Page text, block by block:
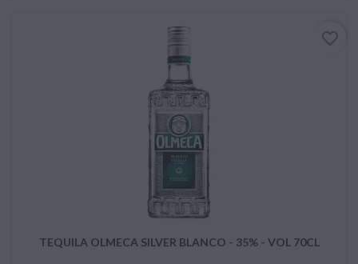
TEQUILA OLMECA SILVER BLANCO - 35% - VOL 70CL
favorite_border